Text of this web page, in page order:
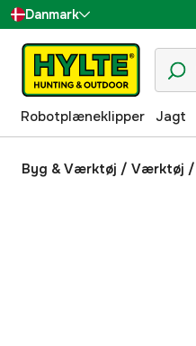
Danmark
Sverige
Suomi
Norge
Deutschland
Robotplæneklipper Jagt
Byg & Værktøj / Værktøj /